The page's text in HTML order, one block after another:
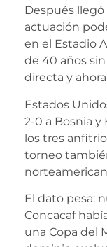
Después
actuación
en el Estadio
de 40 años
directa y
Estados
2-0 a Bosnia
los tres
torneo
El dato pesa:
Concacaf
una Copa del